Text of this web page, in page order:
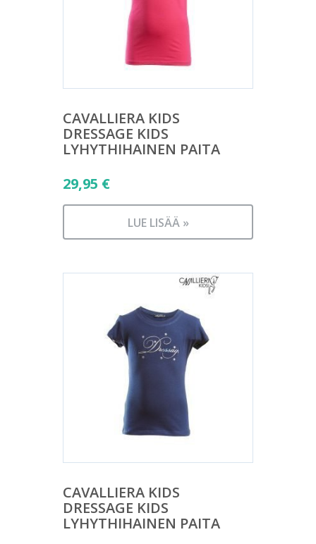
CAVALLIERA KIDS
DRESSAGE KIDS
LYHYTHIHAINEN PAITA
29,95 €
LUE LISÄÄ »
CAVALLIERA KIDS
DRESSAGE KIDS
LYHYTHIHAINEN PAITA